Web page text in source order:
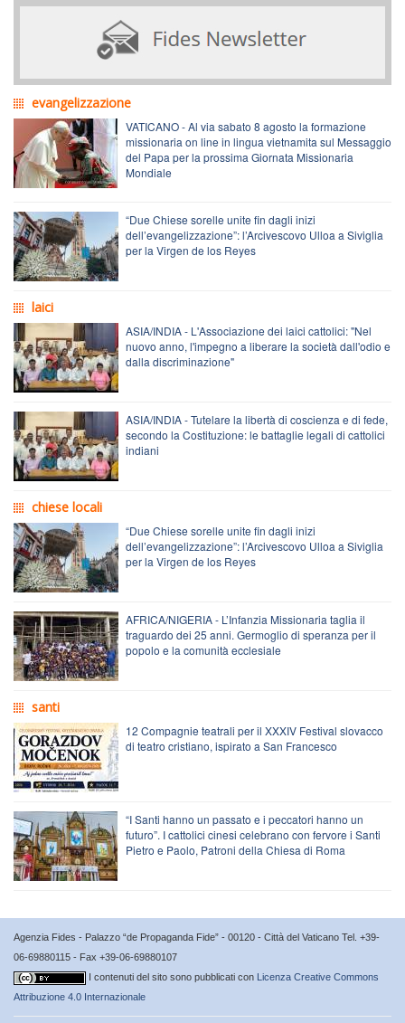
evangelizzazione
VATICANO - Al via sabato 8 agosto la formazione
missionaria on line in lingua vietnamita sul Messaggio
del Papa per la prossima Giornata Missionaria
Mondiale
“Due Chiese sorelle unite fin dagli inizi
dell’evangelizzazione”: l’Arcivescovo Ulloa a Siviglia
per la Virgen de los Reyes
laici
ASIA/INDIA - L'Associazione dei laici cattolici: "Nel
nuovo anno, l'impegno a liberare la società dall'odio e
dalla discriminazione"
ASIA/INDIA - Tutelare la libertà di coscienza e di fede,
secondo la Costituzione: le battaglie legali di cattolici
indiani
chiese locali
“Due Chiese sorelle unite fin dagli inizi
dell’evangelizzazione”: l’Arcivescovo Ulloa a Siviglia
per la Virgen de los Reyes
AFRICA/NIGERIA - L’Infanzia Missionaria taglia il
traguardo dei 25 anni. Germoglio di speranza per il
popolo e la comunità ecclesiale
santi
12 Compagnie teatrali per il XXXIV Festival slovacco
di teatro cristiano, ispirato a San Francesco
“I Santi hanno un passato e i peccatori hanno un
futuro”. I cattolici cinesi celebrano con fervore i Santi
Pietro e Paolo, Patroni della Chiesa di Roma
Agenzia Fides - Palazzo “de Propaganda Fide” - 00120 - Città del Vaticano Tel. +39-
06-69880115 - Fax +39-06-69880107
I contenuti del sito sono pubblicati con Licenza Creative Commons
Attribuzione 4.0 Internazionale